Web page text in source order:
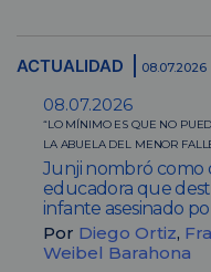
ACTUALIDAD 08.07.2026
08.07.2026
“LO MÍNIMO ES QUE NO
LA ABUELA DEL MENOR
Junji nombró como
educadora que
infante asesinado
Por Diego Ortiz,
Weibel Barahona